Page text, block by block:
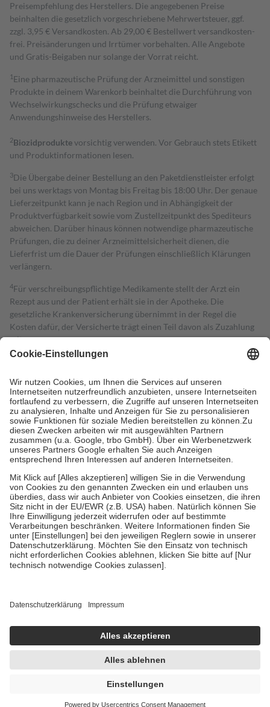
Preisempfehlung des Herstellers. Die angegebenen Preise
beinhalten die gesetzlich vorgeschriebene Mehrwertsteuer, ggf.
zzgl. 3,95 € Versandkosten. Ab 29,00 € Bestell­wert versand­kosten­
frei. Preisänderungen und Irrtümer vorbehalten. Alle Angebote
und Gratis-Beigaben nur solange der Vorrat reicht.
1 Eine pharmazeutische Prüfung der Arzneimittel und sonstigen
Produkte in deinem Warenkorb beinhaltet die Durchführung von
Wechselwirkungschecks und die Prüfung etwaiger
Anwendungshinweise des Herstellers.
2Biozidproduktevorsichtig verwenden. Vor Gebrauch stets Etikett
und Produktinformationen lesen.
3Die Übergabe deiner Bestellung an den Paketdienstleister erfolgt
bei uns werktags von Montag bis Freitag bis 18:00 Uhr. Der genaue
Lieferzeitpunkt kann je nach Region und in Abhängigkeit der
Produktverfügbarkeit sowie vom Zustellzeitpunkt des Spediteurs
abweichen. Darüber hinaus können notwendige pharmazeutische
Prüfungen, die zu deiner Arzneimittelsicherheit dienen, die
Lieferfrist um die Dauer der Prüfungen einschließlich Klärungen
verlängern.
4Für verschreibungspflichtige Medikamente stellt der Arzt ein
Rezept aus und der Patient erhält sie in der Apotheke. Die
gesetzliche Krankenversicherung übernimmt in der Regel die
Kosten dafür, der Versicherte trägt einen Teil davon als Zuzahlung
mit.
Grundsätzlich leisten Mitglieder Zuzahlungen in Höhe von zehn
höchstens zehn Euro.
Es sind jedoch nie mehr als die tatsächlichen
Kosten der Leistung zu entrichten.
Diese Regeln gelten grundsätzlich auch für Online-Apotheken.
Bei Heilmitteln und häuslicher Krankenpflege beträgt die
Zuzahlung zehn Prozent der Kosten sowie zehn Euro je
Verordnung.
Um das Engagement der Versicherten für ihre eigene Gesundheit zu
stärken und die besondere Stellung der Familie zu unterstützen,
fallenkeine Zuzahlungenan bei:
• Kindern und Jugendlichen bis zum vollendeten 18. Lebensjahr
mit Ausnahme der Fahrkosten
• Untersuchungen zur Vorsorge und Früherkennung, die von der
GKV getragen werden
• empfohlenen Schutzimpfungen
• Harn- und Blutteststreifen
getroffen, um sicherzustellen, dass es sich um echte Bewertungen
https://help.etrusted.com/hc/de/articles/4419944605341
Einige Bilder und Inhalte wurden unter Zuhilfenahme künstlicher